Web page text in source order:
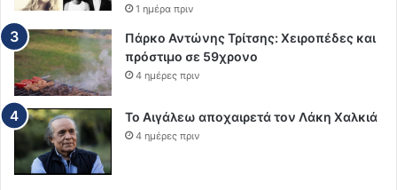
1 ημέρα πριν
Πάρκο Αντώνης Τρίτσης: Χειροπέδες και
πρόστιμο σε 59χρονο
4 ημέρες πριν
Το Αιγάλεω αποχαιρετά τον Λάκη Χαλκιά
4 ημέρες πριν